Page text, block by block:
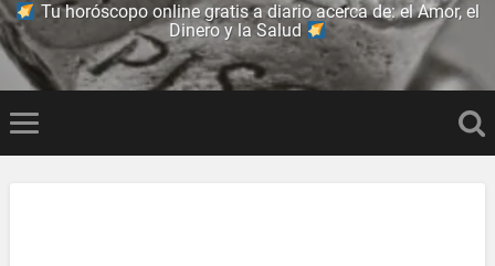
Tu horóscopo online gratis a diario acerca de: el Amor, el
Dinero y la Salud